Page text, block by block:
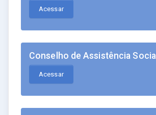
Acessar
Conselho de Assistência Social
Acessar